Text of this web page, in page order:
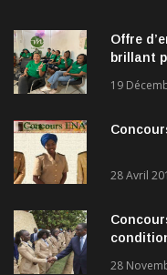
Offre
brillant
19
28 Avril
28